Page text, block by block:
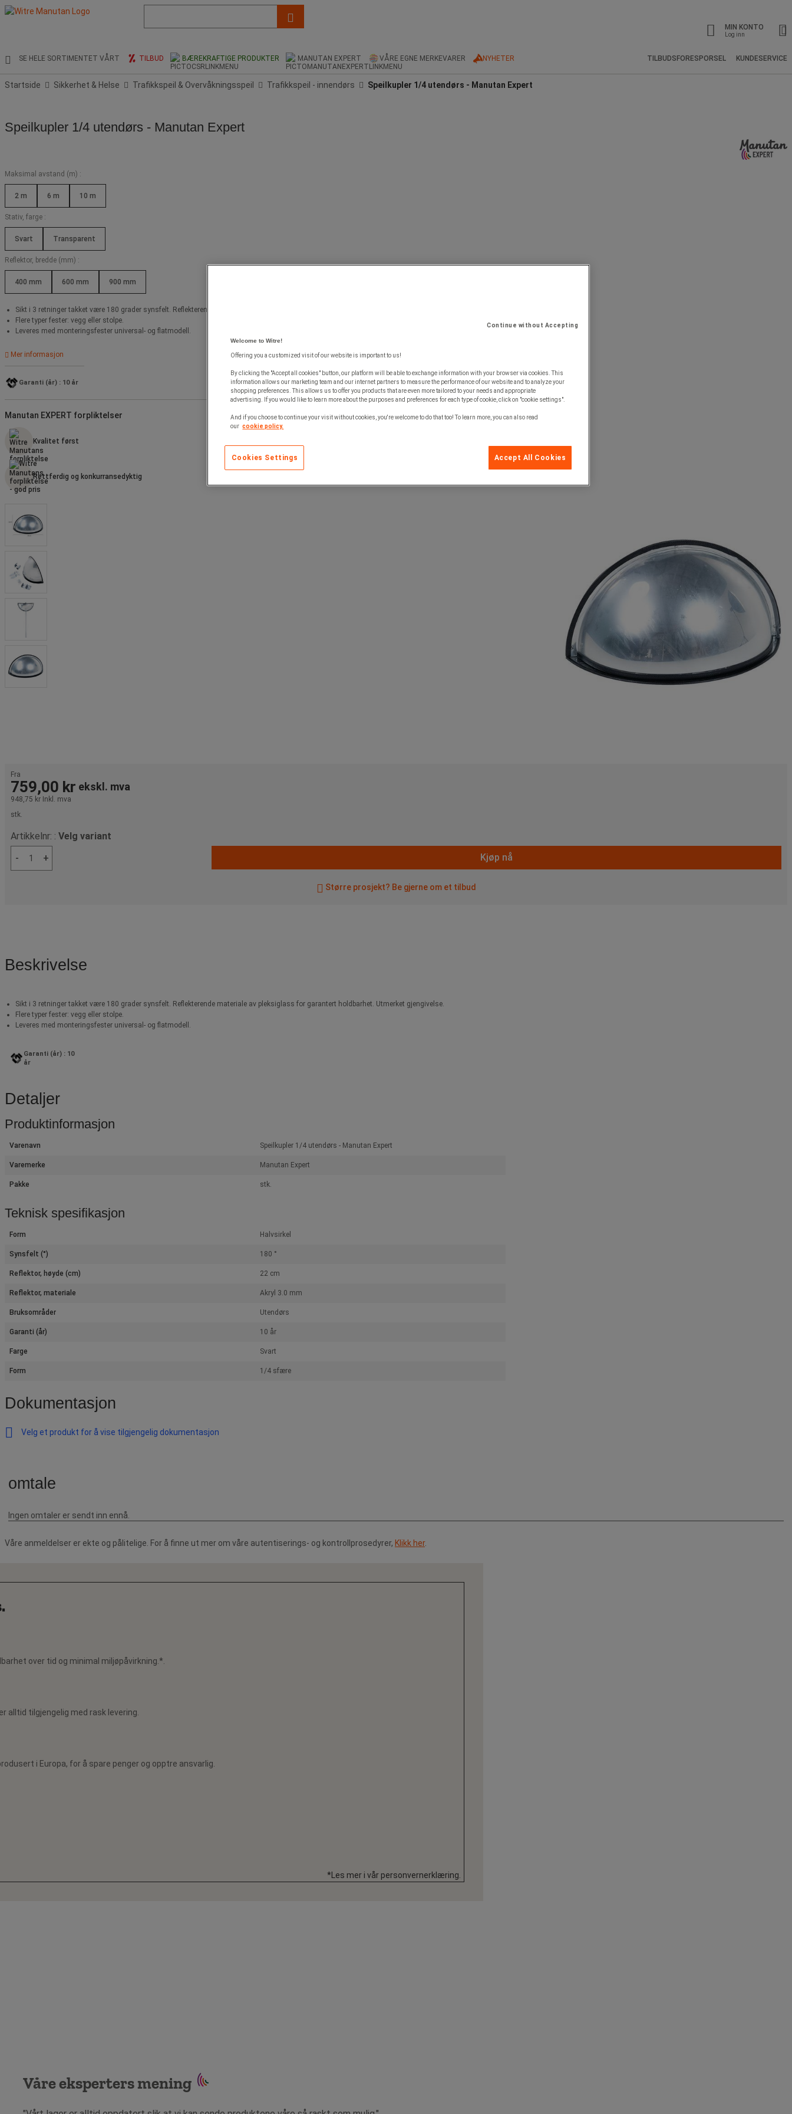
og
søkehistorikk
MIN KONTO
Log inn
SE HELE SORTIMENTET VÅRT TILBUD BÆREKRAFTIGE PRODUKTER MANUTAN EXPERT VÅRE EGNE MERKEVARER NYHETER TILBUDSFORESPORSEL KUNDESERVICE
Startside Sikkerhet & Helse Trafikkspeil & Overvåkningsspeil Trafikkspeil - innendørs Speilkupler 1/4 utendørs - Manutan Expert
Speilkupler 1/4 utendørs - Manutan Expert
Maksimal avstand (m) :
2 m 6 m 10 m
Stativ, farge :
Svart Transparent
Reflektor, bredde (mm) :
400 mm 600 mm 900 mm
Sikt i 3 retninger takket være 180 grader synsfelt. Reflekterende materiale av pleksiglass for garantert holdbarhet. Utmerket gjengivelse.
Flere typer fester: vegg eller stolpe.
Leveres med monteringsfester universal- og flatmodell.
Mer informasjon
Garanti (år) : 10 år
Manutan EXPERT forpliktelser
Kvalitet først
Rettferdig og konkurransedyktig
Fra
759,00 kr ekskl. mva
948,75 kr Inkl. mva
stk.
Artikkelnr: : Velg variant
-
+ Kjøp nå
Større prosjekt? Be gjerne om et tilbud
Beskrivelse
Sikt i 3 retninger takket være 180 grader synsfelt. Reflekterende materiale av pleksiglass for garantert holdbarhet. Utmerket gjengivelse.
Flere typer fester: vegg eller stolpe.
Leveres med monteringsfester universal- og flatmodell.
Garanti (år) : 10
år
Detaljer
Produktinformasjon
Varenavn Speilkupler 1/4 utendørs - Manutan Expert
Varemerke Manutan Expert
Pakke stk.
Teknisk spesifikasjon
Form Halvsirkel
Synsfelt (°) 180 °
Reflektor, høyde (cm) 22 cm
Reflektor, materiale Akryl 3.0 mm
Bruksområder Utendørs
Garanti (år) 10 år
Farge Svart
Form 1/4 sfære
Dokumentasjon
Velg et produkt for å vise tilgjengelig dokumentasjon
Våre anmeldelser er ekte og pålitelige. For å finne ut mer om våre autentiserings- og kontrollprosedyrer, Klikk her.
over tid og minimal miljøpåvirkning.*.
alltid tilgjengelig med rask levering.
i Europa, for å spare penger og opptre ansvarlig.
*Les mer i vår personvernerklæring.
Våre eksperters mening
Continue without Accepting
Welcome to Witre!
Offering you a customized visit of our website is important to us!
By clicking the "Accept all cookies" button, our platform will be able to exchange information with your browser via cookies. This
information allows our marketing team and our internet partners to measure the performance of our website and to analyze your
shopping preferences. This allows us to offer you products that are even more tailored to your needs and appropriate
advertising. If you would like to learn more about the purposes and preferences for each type of cookie, click on "cookie settings".
And if you choose to continue your visit without cookies, you're welcome to do that too! To learn more, you can also read
our cookie policy.
Accept All Cookies
Cookies Settings